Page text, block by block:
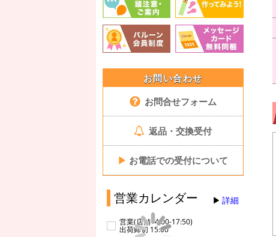
お問い合わせ
お問合せフォーム
返品・交換受付
▶ お電話での受付について
営業カレンダー 詳細
営業(店舗14:00-17:50)
出荷締切 15:00